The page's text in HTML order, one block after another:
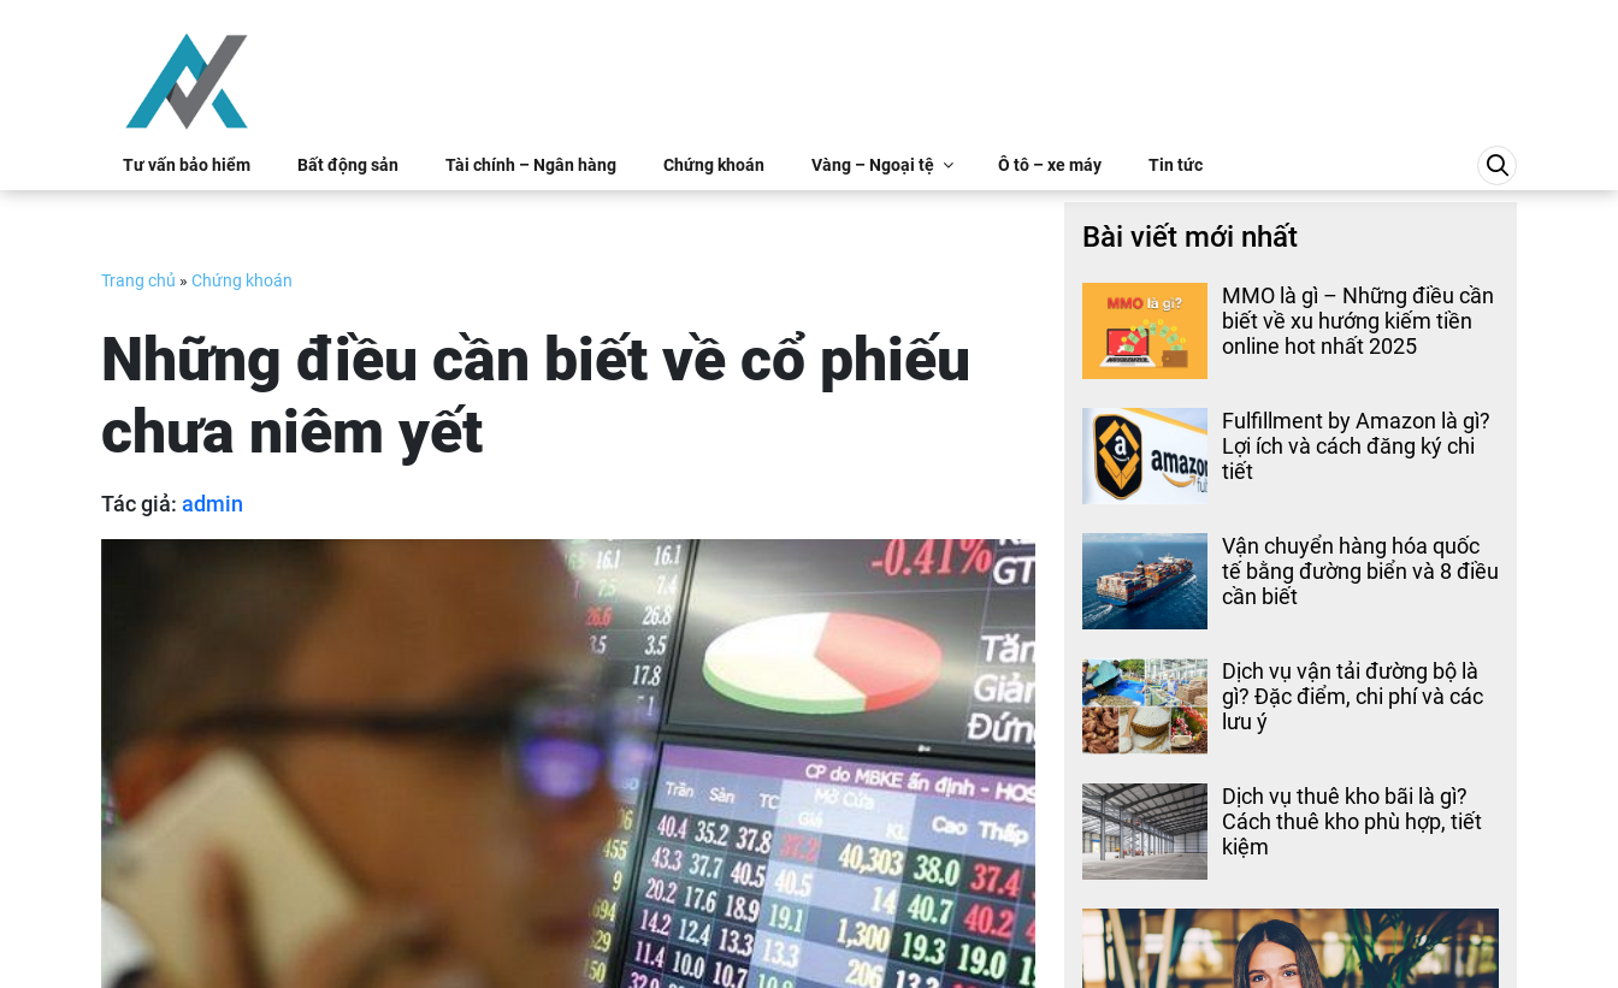
Tư vấn bảo hiểm Bất động sản Tài chính – Ngân hàng Chứng khoán Vàng – Ngoại tệ Ô tô – xe máy Tin tức
Trang chủ » Chứng khoán
Những điều cần biết về cổ phiếu
chưa niêm yết
Tác giả: admin
Bài viết mới nhất
MMO là gì – Những điều cần
biết về xu hướng kiếm tiền
online hot nhất 2025
Fulfillment by Amazon là gì?
Lợi ích và cách đăng ký chi
tiết
Vận chuyển hàng hóa quốc
tế bằng đường biển và 8 điều
cần biết
Dịch vụ vận tải đường bộ là
gì? Đặc điểm, chi phí và các
lưu ý
Dịch vụ thuê kho bãi là gì?
Cách thuê kho phù hợp, tiết
kiệm